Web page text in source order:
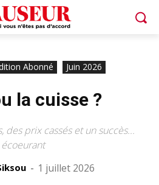
Abonné Juin 2026
la cuisse ?
des prix cassés et un succès...
écoeurant
- 1 juillet 2026